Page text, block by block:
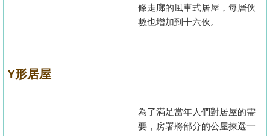
條走廊的風車式居屋，每層伙
數也增加到十六伙。
Y形居屋
為了滿足當年人們對居屋的需
要，房署將部分的公屋揀選一